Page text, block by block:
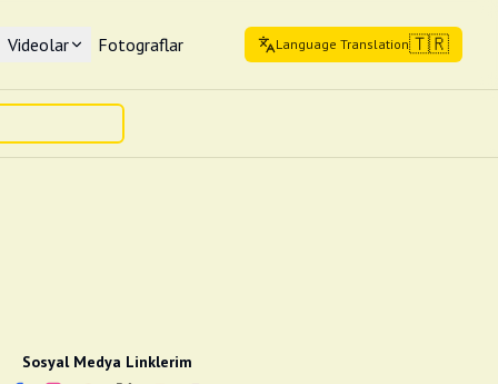
Videolar Fotograflar Language Translation🇹🇷
Sosyal Medya Linklerim